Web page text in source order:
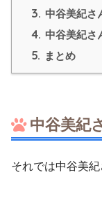
3. 中谷美紀さ
4. 中谷美紀さ
5. まとめ
中谷美紀
それでは中谷美